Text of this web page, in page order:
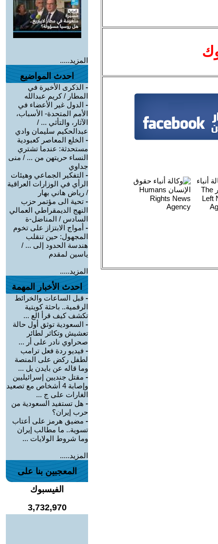
المزيد.....
احدث المواضيع
- الذكرى الأخيرة في
المطار / كريم عبدالله
- الدول غير الأعضاء في
الأمم المتحدة- الأسباب،
الآثار، والتأثي ... /
عبدالحكيم سليمان وادي
- الخلع المعاصر كعبودية
مستحدثة: عندما تشتري
النساء حريتهن من ... / منى
جداوي
- التفكير الجماعي وهيئات
الرأي في الوزارات العراقية
/ رياض هاني بهار
- تحية الى مؤتمر حزب
النهج الديمقراطي العمالي
السادس / المناضل-ة
- أمواج الابتزاز على تخوم
المجهول: حين تنقلب
هندسة الحدود إلى ... /
ياسين لمقدم
المزيد.....
احدث الأخبار المهمة
- قبل الساعات والخرائط
الرقمية.. باحثة كويتية
تكشف كيف قرأ الع ...
- السعودية توثق أول حالة
تعشيش وتكاثر لطائر
صحراوي نادر على أر ...
- فيديو ردة فعل ترامب
لطفل ركض على المنصة
وما قاله عن بايدن يل ...
- مقتل جنديين إسرائيليين
وإصابة 4 أشخاص مع تصعيد
الغارات على ج ...
- هل تستفيد السعودية من
حرب إيران؟
- مضيق هرمز على أعتاب
تسوية.. ما مطالب إيران
وما شروط الولايات ...
المزيد.....
المعجبين بنا على
الفيسبوك
3,732,970